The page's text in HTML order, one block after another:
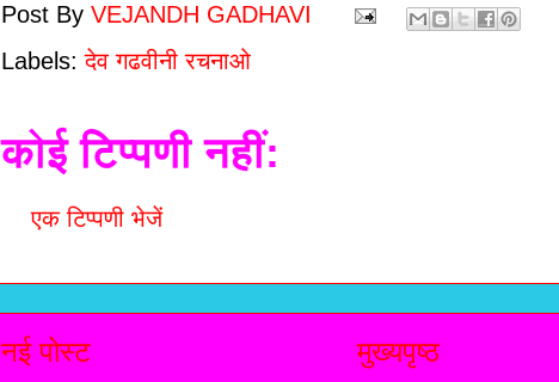
Post By VEJANDH GADHAVI
Labels:देव गढवीनी रचनाओ
कोई टिप्पणी नहीं:
एक टिप्पणी भेजें
नई पोस्ट मुख्यपृष्ठ